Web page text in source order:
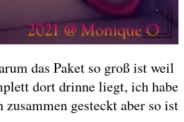
das Paket so groß ist weil
dort drinne liegt, ich habe
gesteckt aber so ist